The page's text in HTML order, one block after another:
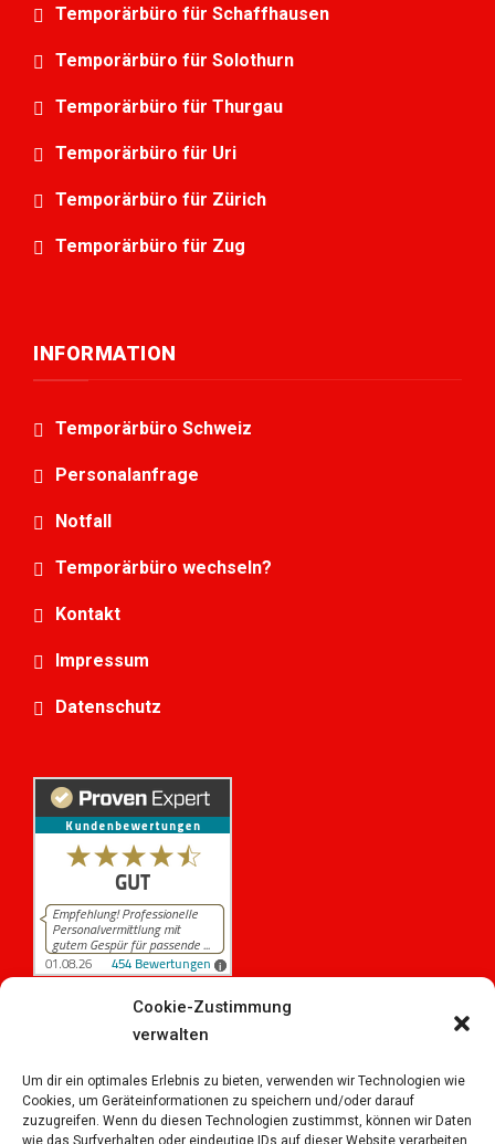
Cookie-Zustimmung
verwalten
Um dir ein optimales Erlebnis zu bieten, verwenden wir Technologien wie
Cookies, um Geräteinformationen zu speichern und/oder darauf
zuzugreifen. Wenn du diesen Technologien zustimmst, können wir Daten
wie das Surfverhalten oder eindeutige IDs auf dieser Website verarbeiten.
Temporärbüro für Schaffhausen
Temporärbüro für Solothurn
Temporärbüro für Thurgau
Temporärbüro für Uri
Temporärbüro für Zürich
Temporärbüro für Zug
INFORMATION
Temporärbüro Schweiz
Personalanfrage
Notfall
Temporärbüro wechseln?
Kontakt
Impressum
Datenschutz
iPersonal
Bewertungen auf ProvenExpert.com